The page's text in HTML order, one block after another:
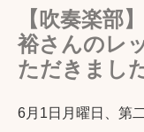
【吹奏楽部
裕さんのレ
ただきまし
6月1日月曜日、第